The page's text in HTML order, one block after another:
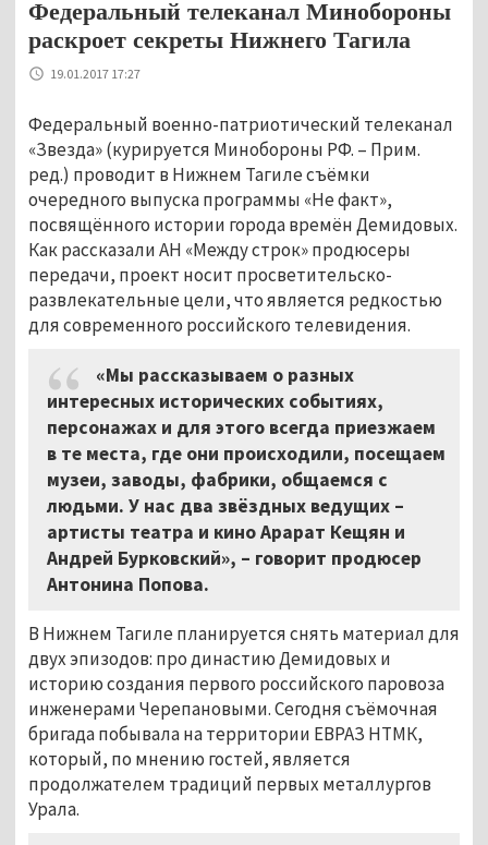
Федеральный телеканал Минобороны
раскроет секреты Нижнего Тагила
19.01.2017 17:27
Федеральный военно-патриотический телеканал
«Звезда» (курируется Минобороны РФ. – Прим.
ред.) проводит в Нижнем Тагиле съёмки
очередного выпуска программы «Не факт»,
посвящённого истории города времён Демидовых.
Как рассказали АН «Между строк» продюсеры
передачи, проект носит просветительско-
развлекательные цели, что является редкостью
для современного российского телевидения.
«Мы рассказываем о разных
интересных исторических событиях,
персонажах и для этого всегда приезжаем
в те места, где они происходили, посещаем
музеи, заводы, фабрики, общаемся с
людьми. У нас два звёздных ведущих –
артисты театра и кино Арарат Кещян и
Андрей Бурковский», – говорит продюсер
Антонина Попова.
В Нижнем Тагиле планируется снять материал для
двух эпизодов: про династию Демидовых и
историю создания первого российского паровоза
инженерами Черепановыми. Сегодня съёмочная
бригада побывала на территории ЕВРАЗ НТМК,
который, по мнению гостей, является
продолжателем традиций первых металлургов
Урала.